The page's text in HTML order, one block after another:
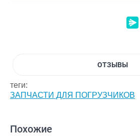
ОТЗЫВЫ
теги:
ЗАПЧАСТИ ДЛЯ ПОГРУЗЧИКОВ
Похожие